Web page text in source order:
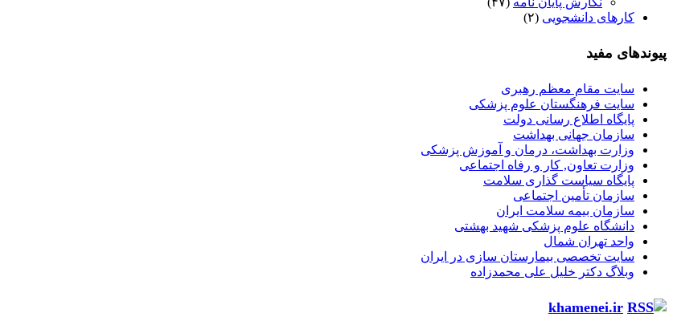
کارهای دانشجویی (۲)
پیوندهای مفید
سایت مقام معظم رهبری
سایت فرهنگستان علوم پزشکی
پایگاه اطلاع رسانی دولت
سازمان جهانی بهداشت
وزارت بهداشت، درمان و آموزش پزشکی
وزارت تعاون, کار و رفاه اجتماعی
پایگاه سیاست گذاری سلامت
سازمان تأمین اجتماعی
سازمان بیمه سلامت ایران
دانشگاه علوم پزشکی شهید بهشتی
واحد تهران شمال
سایت تخصصی بیمارستان سازی در ایران
وبلاگ دکتر خلیل علی محمدزاده
khamenei.ir